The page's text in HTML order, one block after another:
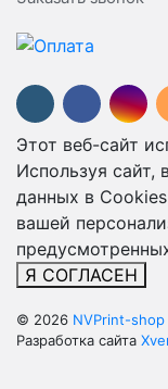
Этот веб-сайт
Используя сайт,
данных в
вашей
Я СОГЛАСЕН
© 2026 NVPrint-shop
Разработка сайта